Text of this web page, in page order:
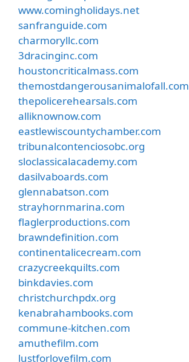
www.comingholidays.net
sanfranguide.com
charmoryllc.com
3dracinginc.com
houstoncriticalmass.com
themostdangerousanimalofall.com
thepolicerehearsals.com
alliknownow.com
eastlewiscountychamber.com
tribunalcontenciosobc.org
sloclassicalacademy.com
dasilvaboards.com
glennabatson.com
strayhornmarina.com
flaglerproductions.com
brawndefinition.com
continentalicecream.com
crazycreekquilts.com
binkdavies.com
christchurchpdx.org
kenabrahambooks.com
commune-kitchen.com
amuthefilm.com
lustforlovefilm.com